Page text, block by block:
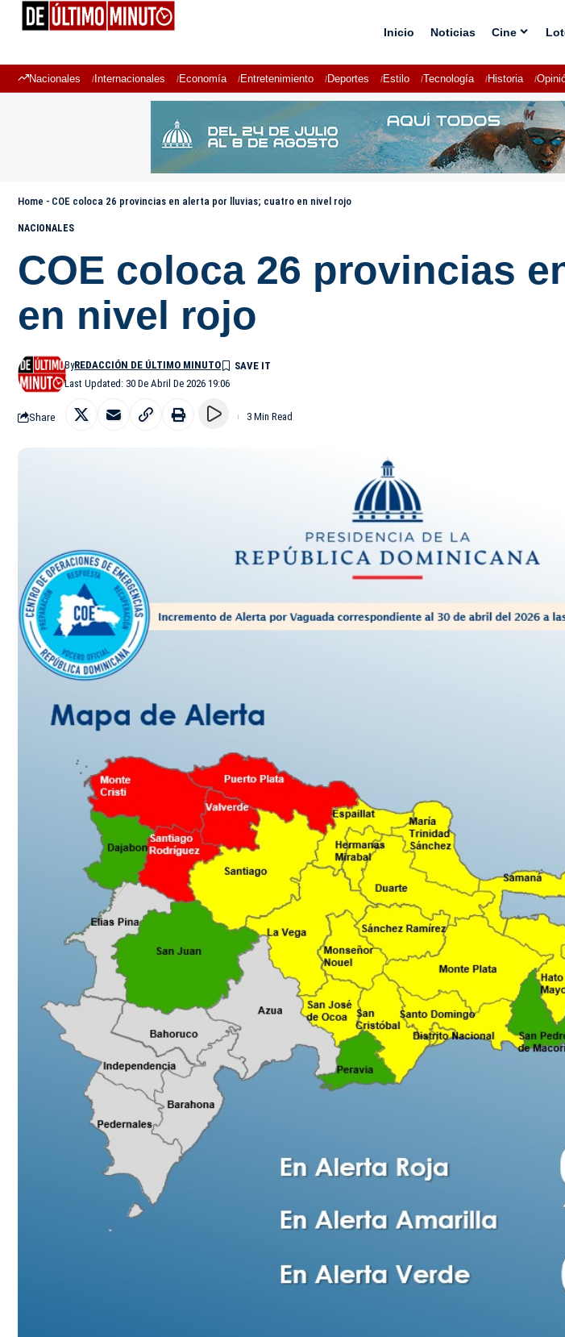
Inicio Noticias Cine
Nacionales Internacionales Economía Entretenimiento Deportes Estilo Tecnología Historia
Home - COE coloca 26 provincias en alerta por lluvias; cuatro en nivel rojo
NACIONALES
COE coloca 26 provincias
en nivel rojo
Last Updated: 30 De Abril De 2026 19:06
ByREDACCIÓN DE ÚLTIMO MINUTO
Share 3 Min Read